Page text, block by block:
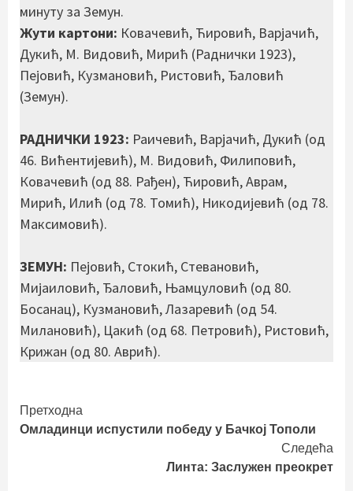
минуту за Земун.
Жути картони: Ковачевић, Ћировић, Варјачић,
Дукић, М. Видовић, Мирић (Раднички 1923),
Пејовић, Кузмановић, Ристовић, Ђаловић
(Земун).
РАДНИЧКИ 1923: Раичевић, Варјачић, Дукић (од
46. Вићентијевић), М. Видовић, Филиповић,
Ковачевић (од 88. Рађен), Ћировић, Аврам,
Мирић, Илић (од 78. Томић), Никодијевић (од 78.
Максимовић).
ЗЕМУН: Пејовић, Стокић, Стевановић,
Мијаиловић, Ђаловић, Њамцуловић (од 80.
Босанац), Кузмановић, Лазаревић (од 54.
Милановић), Цакић (од 68. Петровић), Ристовић,
Крижан (од 80. Аврић).
Continue
Reading
Претходна
Омладинци испустили победу у Бачкој Тополи
Следећа
Линта: Заслужен преокрет